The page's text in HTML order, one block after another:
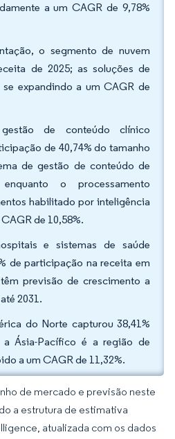
a um CAGR de 9,78%
o segmento de nuvem
de 2025; as soluções de
expandindo a um CAGR de
de conteúdo clínico
de 40,74% do tamanho
de gestão de conteúdo de
o processamento
habilitado por inteligência
de 10,58%.
e sistemas de saúde
de participação na receita em
previsão de crescimento a
2031.
do Norte capturou 38,41%
Ásia-Pacífico é a região de
a um CAGR de 11,32%.
de mercado e previsão neste
a estrutura de estimativa
atualizada com os dados